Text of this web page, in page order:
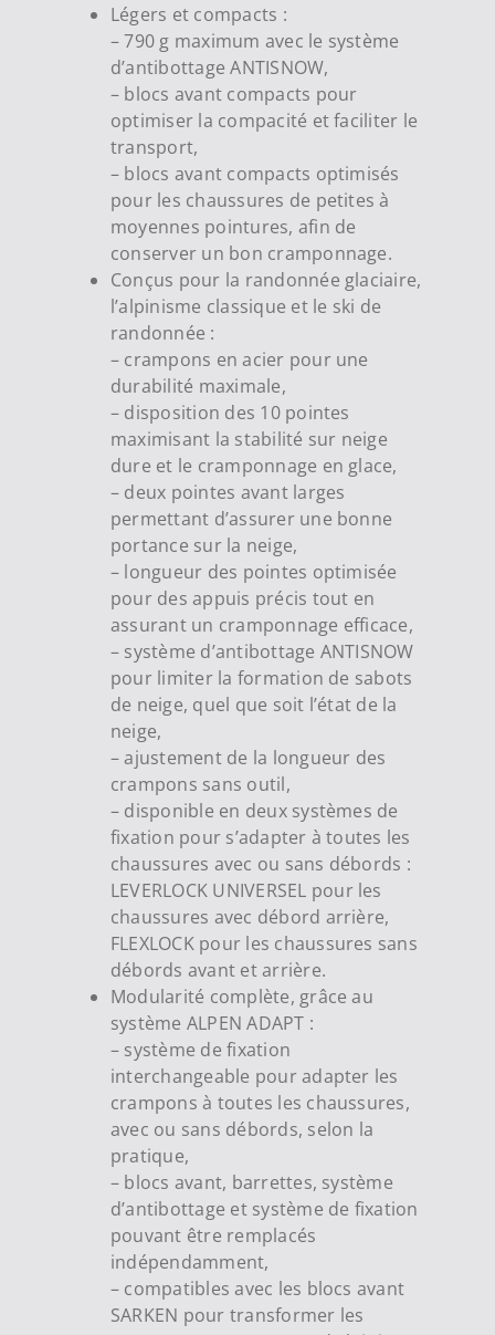
Légers et compacts :
– 790 g maximum avec le système
d’antibottage ANTISNOW,
– blocs avant compacts pour
optimiser la compacité et faciliter le
transport,
– blocs avant compacts optimisés
pour les chaussures de petites à
moyennes pointures, afin de
conserver un bon cramponnage.
Conçus pour la randonnée glaciaire,
l’alpinisme classique et le ski de
randonnée :
– crampons en acier pour une
durabilité maximale,
– disposition des 10 pointes
maximisant la stabilité sur neige
dure et le cramponnage en glace,
– deux pointes avant larges
permettant d’assurer une bonne
portance sur la neige,
– longueur des pointes optimisée
pour des appuis précis tout en
assurant un cramponnage efficace,
– système d’antibottage ANTISNOW
pour limiter la formation de sabots
de neige, quel que soit l’état de la
neige,
– ajustement de la longueur des
crampons sans outil,
– disponible en deux systèmes de
fixation pour s’adapter à toutes les
chaussures avec ou sans débords :
LEVERLOCK UNIVERSEL pour les
chaussures avec débord arrière,
FLEXLOCK pour les chaussures sans
débords avant et arrière.
Modularité complète, grâce au
système ALPEN ADAPT :
– système de fixation
interchangeable pour adapter les
crampons à toutes les chaussures,
avec ou sans débords, selon la
pratique,
– blocs avant, barrettes, système
d’antibottage et système de fixation
pouvant être remplacés
indépendamment,
– compatibles avec les blocs avant
SARKEN pour transformer les